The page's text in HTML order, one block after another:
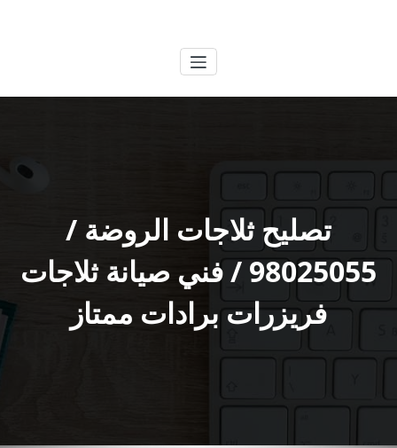
تصليح ثلاجات الروضة /
98025055 / فني صيانة ثلاجات
فريزرات برادات ممتاز